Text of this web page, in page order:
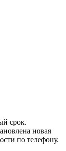
срок.
новая
по телефону.